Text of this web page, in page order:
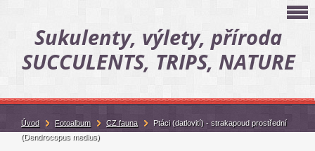
Sukulenty, výlety, příroda
SUCCULENTS, TRIPS, NATURE
Úvod Fotoalbum CZ fauna
Ptáci (datlovití) - strakapoud prostřední
(Dendrocopus medius)